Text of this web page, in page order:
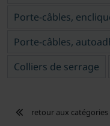
Porte-câbles,
Porte-câbles,
Colliers de serrage
retour aux catégories